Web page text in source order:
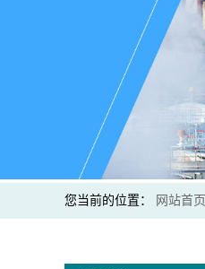
您当前的位置： 网站首页